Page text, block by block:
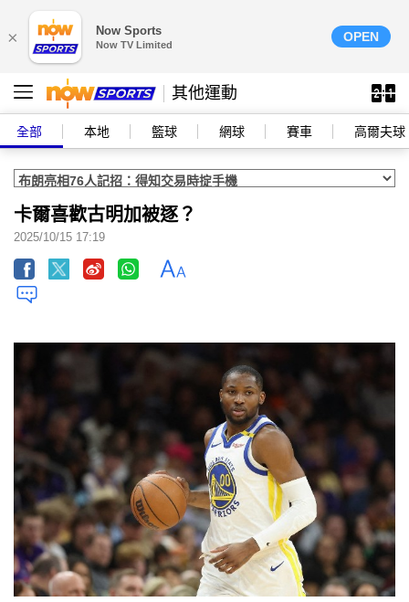
× Now Sports
Now TV Limited
OPEN
其他運動
全部 本地 籃球 網球 賽車 高爾夫球
卡爾喜歡古明加被逐？
2025/10/15 17:19